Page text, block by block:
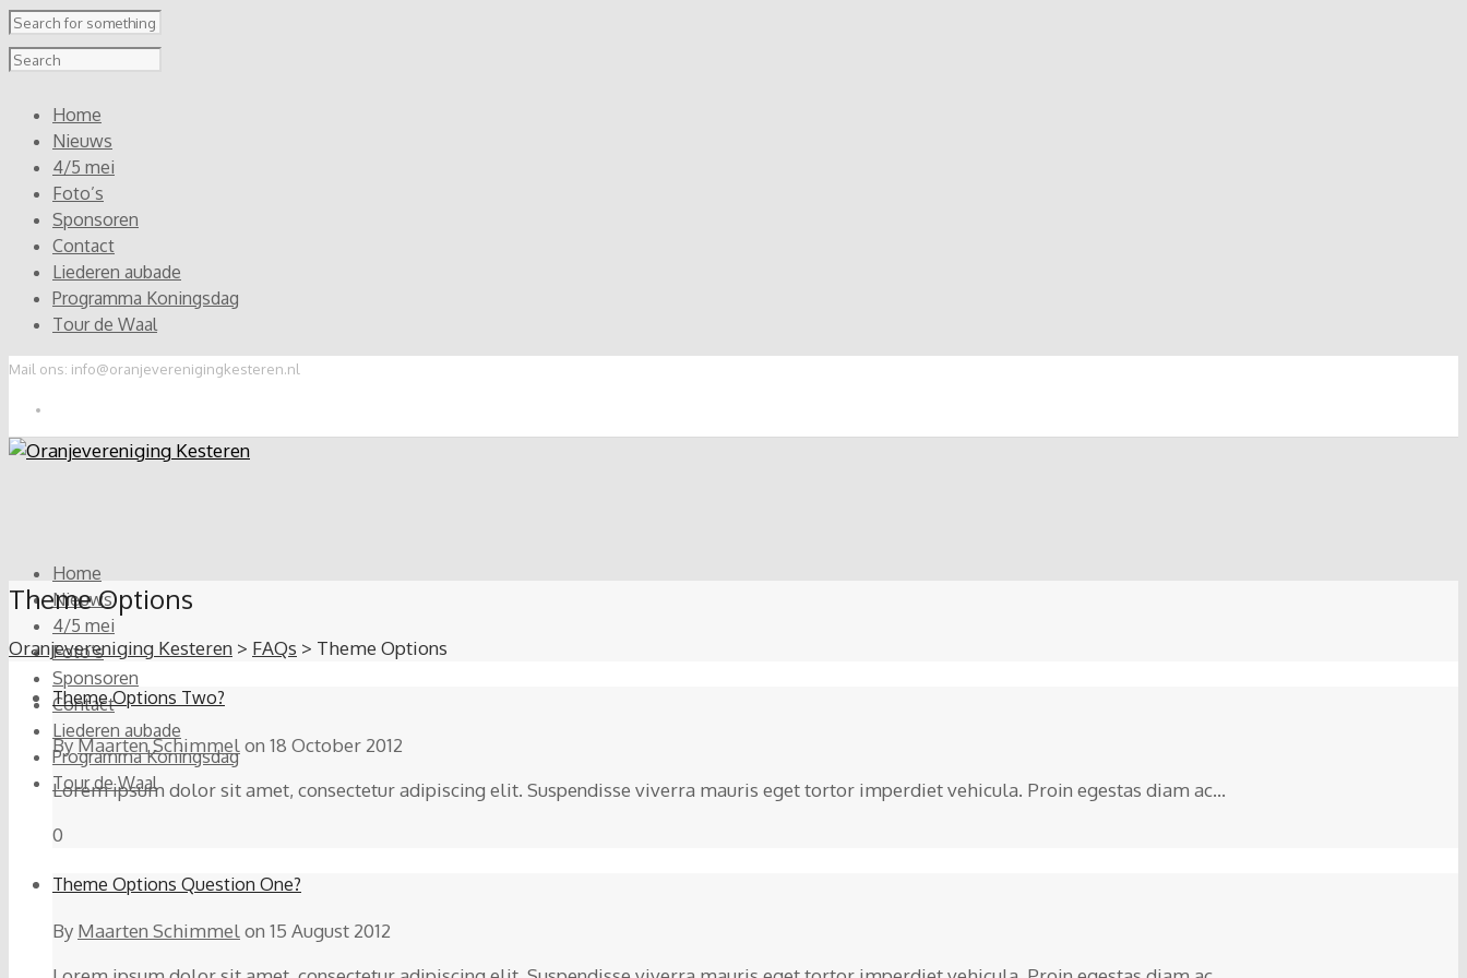
Home
Nieuws
4/5 mei
Foto’s
Sponsoren
Contact
Liederen aubade
Programma Koningsdag
Tour de Waal
Mail ons: info@oranjeverenigingkesteren.nl
Home
Nieuws
4/5 mei
Foto’s
Sponsoren
Contact
Liederen aubade
Programma Koningsdag
Tour de Waal
Theme Options
Oranjevereniging Kesteren > FAQs > Theme Options
Theme Options Two?
ByMaarten Schimmel on 18 October 2012
Lorem ipsum dolor sit amet, consectetur adipiscing elit. Suspendisse viverra mauris eget tortor imperdiet vehicula. Proin egestas diam ac...
0
Theme Options Question One?
By Maarten Schimmelon 15 August 2012